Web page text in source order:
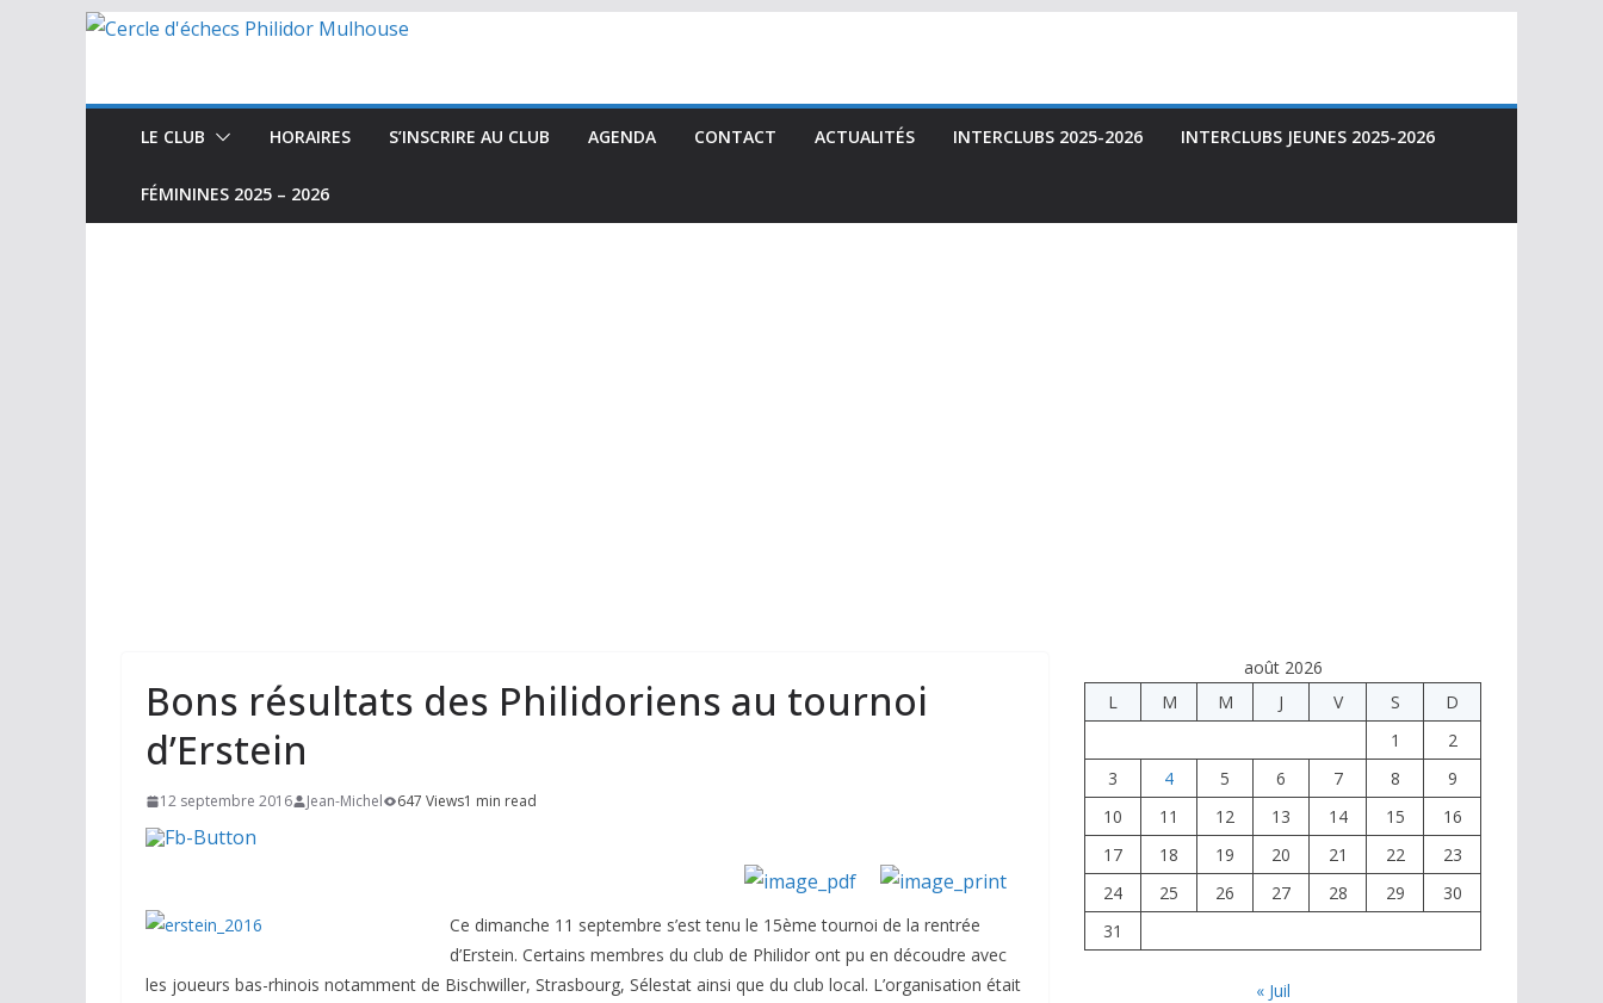
Passer
LE CLUB HORAIRES S’INSCRIRE AU CLUB AGENDA CONTACT ACTUALITÉS INTERCLUBS 2025-2026 INTERCLUBS JEUNES 2025-2026
FÉMININES 2025 – 2026
Bons résultats des Philidoriens au tournoi
d’Erstein
12 septembre 2016 Jean-Michel 647 Views1 min read
Ce dimanche 11 septembre s’est tenu le 15ème tournoi de la rentrée
d’Erstein. Certains membres du club de Philidor ont pu en découdre avec
les joueurs bas-rhinois notamment de Bischwiller, Strasbourg, Sélestat ainsi que du club local. L’organisation était
août 2026
L
M M J V S
D
1
2
3
4 5 6 7 8
9
10
11 12 13 14 15
16
17
18 19 20 21 22
23
24
25 26 27 28 29
30
31
« Juil